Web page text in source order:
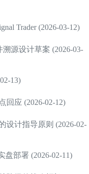
Trader (2026-03-12)
溯源设计草案 (2026-03-
13)
回应 (2026-02-12)
设计指导原则 (2026-02-
部署 (2026-02-11)